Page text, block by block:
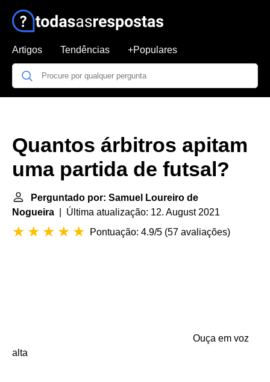
Artigos Tendências +Populares
Quantos árbitros apitam
uma partida de futsal?
Perguntado por: Samuel Loureiro de
Nogueira | Última atualização: 12. August 2021
Pontuação: 4.9/5 (57 avaliações)
Ouça em voz
alta